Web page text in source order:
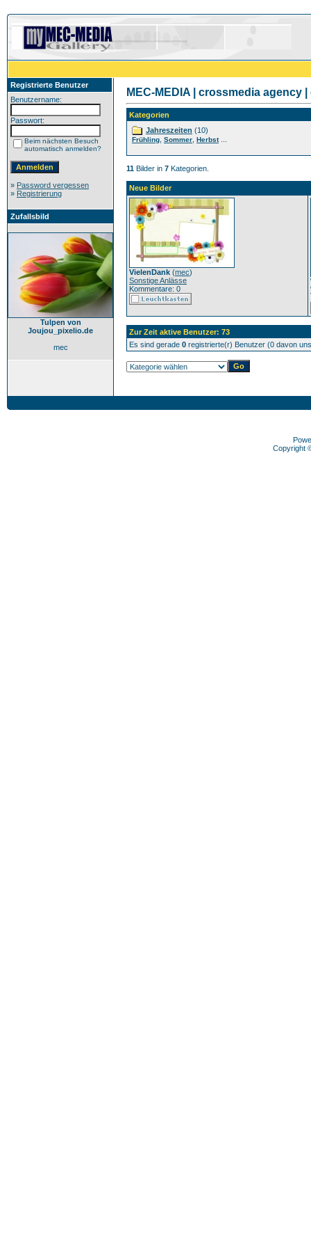
Registrierte Benutzer
Benutzername:
Passwort:
Beim nächsten Besuch
automatisch anmelden?
» Password vergessen
» Registrierung
Zufallsbild
Tulpen von
Joujou_pixelio.de
mec
MEC-MEDIA | crossmedia
Kategorien
Jahreszeiten (10)
Frühling Sommer Herbst...
11 Bilder in 7 Kategorien.
Neue Bilder
VielenDank (mec)
Sonstige Anlässe
Kommentare: 0
Zur Zeit aktive Benutzer: 73
Es sind gerade 0 registrierte(r) Benutzer (0 davon
Copyright